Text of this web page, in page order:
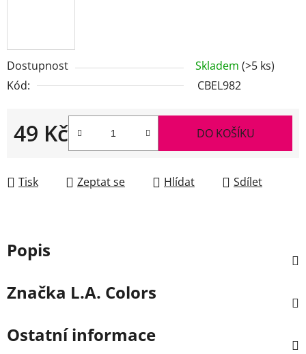
Dostupnost Skladem (>5 ks)
Kód:
CBEL982
49 Kč
Měrná cena:
DO KOŠÍKU
Tisk Zeptat se Hlídat Sdílet
Popis
Značka L.A. Colors
Ostatní informace